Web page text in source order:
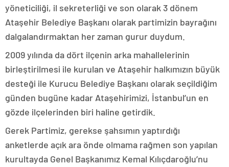
yöneticiliği, il sekreterliği ve son olarak 3 dönem
Ataşehir Belediye Başkanı olarak partimizin bayrağını
dalgalandırmaktan her zaman gurur duydum.
2009 yılında da dört ilçenin arka mahallelerinin
birleştirilmesi ile kurulan ve Ataşehir halkımızın büyük
desteği ile Kurucu Belediye Başkanı olarak seçildiğim
günden bugüne kadar Ataşehirimizi, İstanbul’un en
gözde ilçelerinden biri haline getirdik.
Gerek Partimiz, gerekse şahsımın yaptırdığı
anketlerde açık ara önde olmama rağmen son yapılan
kurultayda Genel Başkanımız Kemal Kılıçdaroğlu’nu